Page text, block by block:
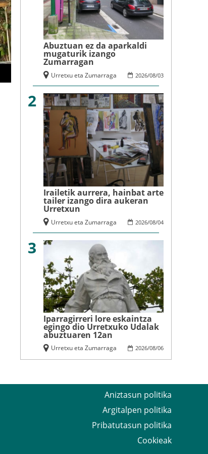
Abuztuan ez da aparkaldi
mugaturik izango
Zumarragan
2026/08/03
Urretxu eta Zumarraga
2
Irailetik aurrera, hainbat arte
tailer izango dira aukeran
Urretxun
2026/08/04
Urretxu eta Zumarraga
3
Iparragirreri lore eskaintza
egingo dio Urretxuko Udalak
abuztuaren 12an
2026/08/06
Urretxu eta Zumarraga
Aniztasun politika
Argitalpen politika
Pribatutasun politika
Cookieak